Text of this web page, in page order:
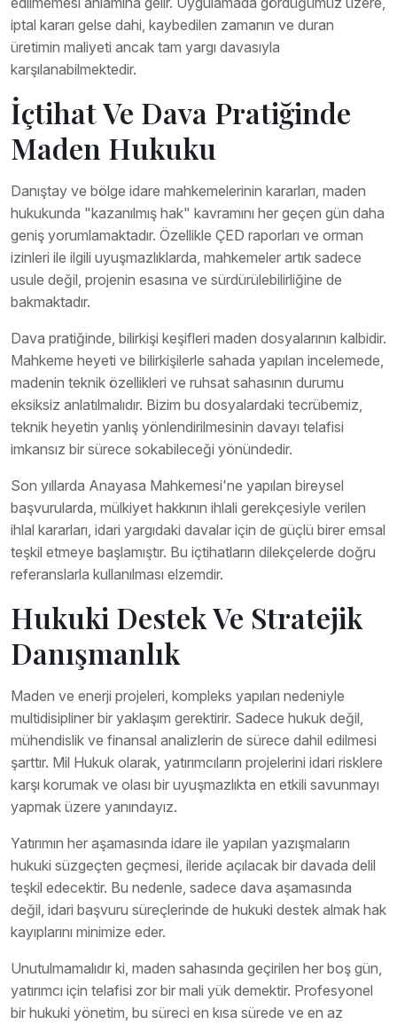
iptal kararı gelse dahi, kaybedilen zamanın ve duran
üretimin maliyeti ancak tam yargı davasıyla
karşılanabilmektedir.
İçtihat Ve Dava Pratiğinde
Maden Hukuku
Danıştay ve bölge idare mahkemelerinin kararları, maden
hukukunda "kazanılmış hak" kavramını her geçen gün daha
geniş yorumlamaktadır. Özellikle ÇED raporları ve orman
izinleri ile ilgili uyuşmazlıklarda, mahkemeler artık sadece
usule değil, projenin esasına ve sürdürülebilirliğine de
bakmaktadır.
Dava pratiğinde, bilirkişi keşifleri maden dosyalarının kalbidir.
Mahkeme heyeti ve bilirkişilerle sahada yapılan incelemede,
madenin teknik özellikleri ve ruhsat sahasının durumu
eksiksiz anlatılmalıdır. Bizim bu dosyalardaki tecrübemiz,
teknik heyetin yanlış yönlendirilmesinin davayı telafisi
imkansız bir sürece sokabileceği yönündedir.
Son yıllarda Anayasa Mahkemesi'ne yapılan bireysel
başvurularda, mülkiyet hakkının ihlali gerekçesiyle verilen
ihlal kararları, idari yargıdaki davalar için de güçlü birer emsal
teşkil etmeye başlamıştır. Bu içtihatların dilekçelerde doğru
referanslarla kullanılması elzemdir.
Hukuki Destek Ve Stratejik
Danışmanlık
Maden ve enerji projeleri, kompleks yapıları nedeniyle
multidisipliner bir yaklaşım gerektirir. Sadece hukuk değil,
mühendislik ve finansal analizlerin de sürece dahil edilmesi
şarttır. Mil Hukuk olarak, yatırımcıların projelerini idari risklere
karşı korumak ve olası bir uyuşmazlıkta en etkili savunmayı
yapmak üzere yanındayız.
Yatırımın her aşamasında idare ile yapılan yazışmaların
hukuki süzgeçten geçmesi, ileride açılacak bir davada delil
teşkil edecektir. Bu nedenle, sadece dava aşamasında
değil, idari başvuru süreçlerinde de hukuki destek almak hak
kayıplarını minimize eder.
Unutulmamalıdır ki, maden sahasında geçirilen her boş gün,
yatırımcı için telafisi zor bir mali yük demektir. Profesyonel
bir hukuki yönetim, bu süreci en kısa sürede ve en az